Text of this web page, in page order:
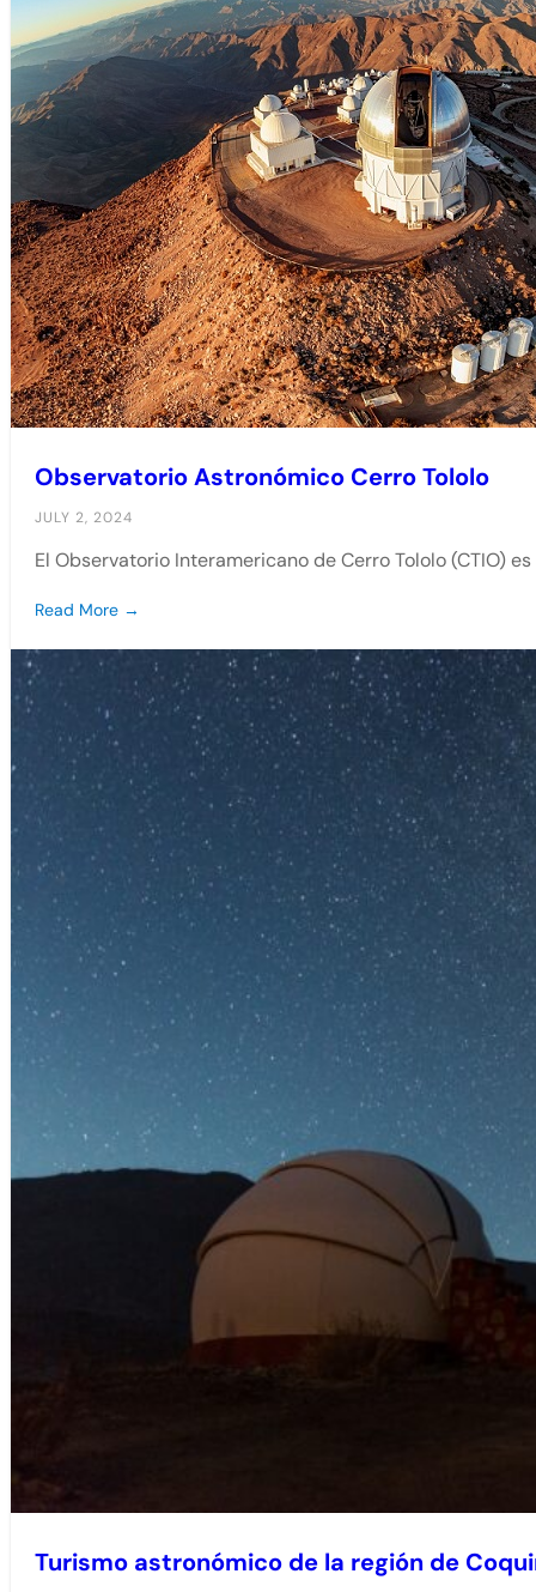
Observatorio Astronómico Cerro Tololo
JULY 2, 2024
El Observatorio Interamericano de Cerro Tololo (CTIO)
Read More →
Turismo astronómico de la región de